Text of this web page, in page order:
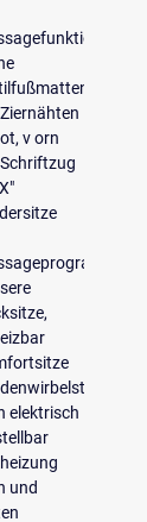
v orn
elektrisch
und